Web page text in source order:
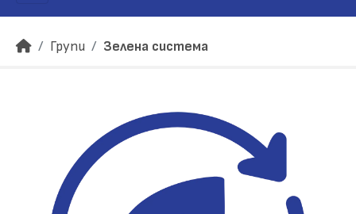
Групи Зелена система